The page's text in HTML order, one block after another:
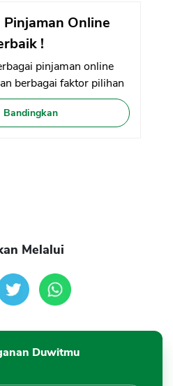
Online
!
pinjaman online
berbagai faktor pilihan
Bandingkan
Melalui
Duwitmu